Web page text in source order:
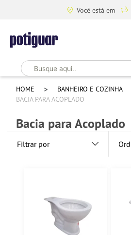
Você está em
HOME BANHEIRO E COZINHA
BACIA PARA ACOPLADO
Bacia para Acoplado
Filtrar por